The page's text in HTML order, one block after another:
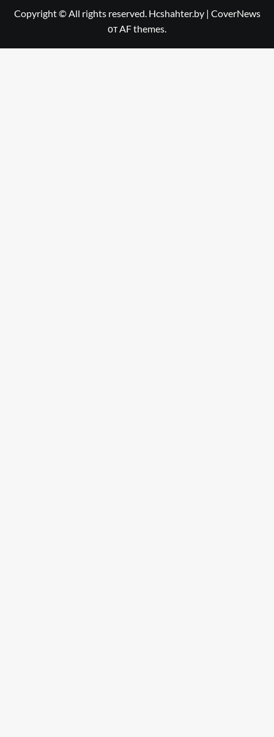
Copyright © All rights reserved. Hcshahter.by | CoverNews
от AF themes.